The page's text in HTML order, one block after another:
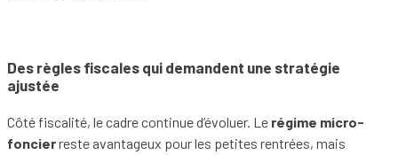
Des règles fiscales qui demandent une stratégie
ajustée
Côté fiscalité, le cadre continue d’évoluer. Le régime micro-
foncierreste avantageux pour les petites rentrées, mais